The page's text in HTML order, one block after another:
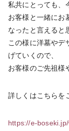
私共にとっても、
お客様と一緒にお
なったと言えると
この様に洋墓やデ
げていくので、
お客様のご先祖様
詳しくはこちらを
https://e-